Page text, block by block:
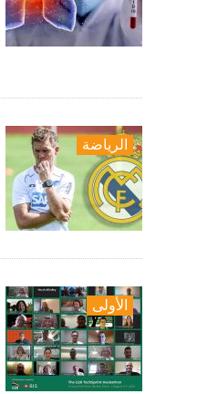
الرياضة
الأولى